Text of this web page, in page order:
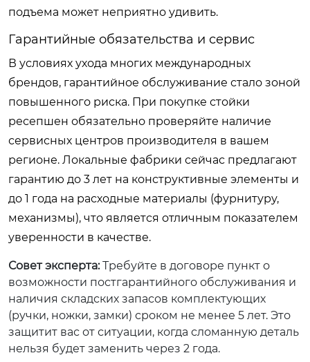
подъема может неприятно удивить.
Гарантийные обязательства и сервис
В условиях ухода многих международных
брендов, гарантийное обслуживание стало зоной
повышенного риска. При покупке стойки
ресепшен обязательно проверяйте наличие
сервисных центров производителя в вашем
регионе. Локальные фабрики сейчас предлагают
гарантию до 3 лет на конструктивные элементы и
до 1 года на расходные материалы (фурнитуру,
механизмы), что является отличным показателем
уверенности в качестве.
Совет эксперта:Требуйте в договоре пункт о
возможности постгарантийного обслуживания и
наличия складских запасов комплектующих
(ручки, ножки, замки) сроком не менее 5 лет. Это
защитит вас от ситуации, когда сломанную деталь
нельзя будет заменить через 2 года.